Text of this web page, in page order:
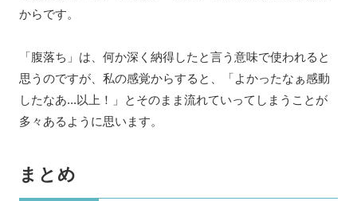
からです。
「腹落ち」は、何か深く納得したと言う意味で使われると
思うのですが、私の感覚からすると、「よかったなぁ感動
したなあ...以上！」とそのまま流れていってしまうことが
多々あるように思います。
まとめ